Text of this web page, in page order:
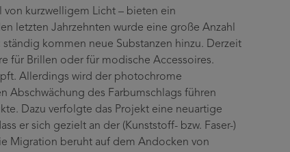
von kurzwelligem Licht – bieten ein
letzten Jahrzehnten wurde eine große Anzahl
kommen neue Substanzen hinzu. Derzeit
für Brillen oder für modische Accessoires.
Allerdings wird der photochrome
Abschwächung des Farbumschlags führen
Dazu verfolgte das Projekt eine neuartige
er sich gezielt an der (Kunststoff- bzw. Faser-)
Migration beruht auf dem Andocken von